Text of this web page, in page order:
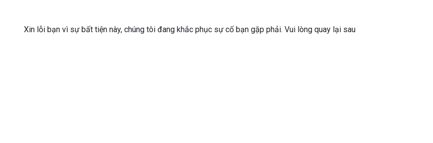
Xin lỗi bạn vì sự bất tiện này, chúng tôi đang khắc phục sự cố bạn gặp phải. Vui lòng quay lại sau